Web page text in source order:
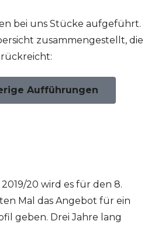
bei uns Stücke aufgeführt.
zusammengestellt, die
Aufführungen
20 wird es für den 8.
Mal das Angebot für ein
geben. Drei Jahre lang